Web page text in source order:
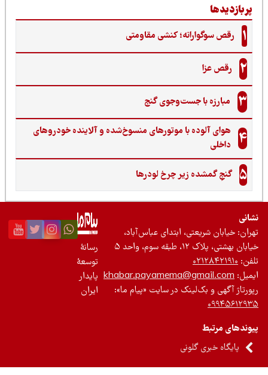
رقص سوگوارانه؛ کنشی مقاومتی
رقص عزا
مبارزه با جست‌وجوی گنج‌
هوای آلوده با موتورهای منسوخ‌شده و آلاینده خودروهای
داخلی
گنجِ گمشده زیر چرخ لودرها
خیابان شریعتی، ابتدای عباس‌آباد،
بهشتی، پلاک ۱۲، طبقه سوم، واحد ۵
۰۲۱۲۸۴۲۱۹۱۰
khabar.payamema@gmail.com
آگهی و بک‌لینک در سایت «پیام ما»:
مرتبط
پایگاه خبری گلونی
رسانۀ
توسعۀ
پایدار
ایران